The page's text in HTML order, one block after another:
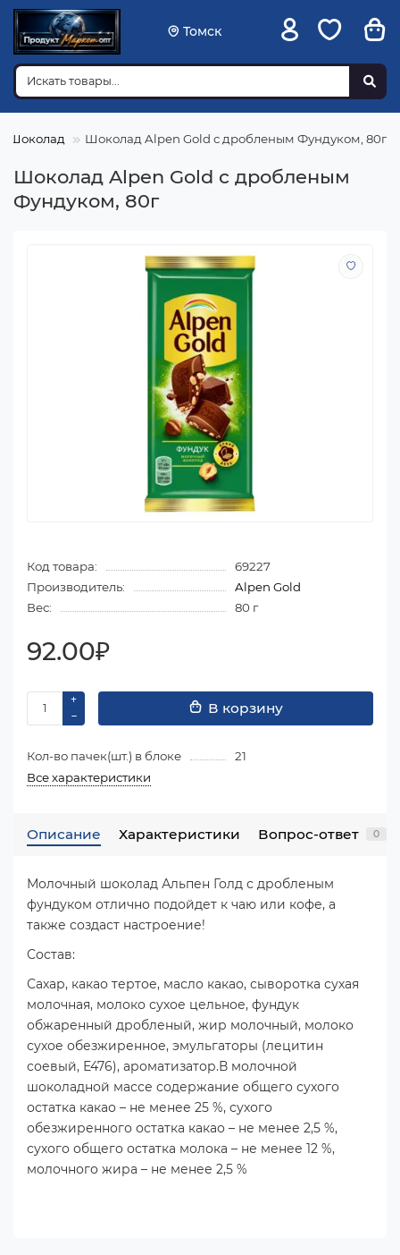
Томск
Шоколад Шоколад Alpen Gold с дробленым Фундуком, 80г
Шоколад Alpen Gold с дробленым
Фундуком, 80г
Код товара:
69227
Производитель:
Alpen Gold
Вес:
80 г
92.00₽
В корзину
Кол-во пачек(шт.) в блоке
21
Все характеристики
Описание Характеристики Вопрос-ответ 0
Молочный шоколад Альпен Голд с дробленым
фундуком отлично подойдет к чаю или кофе, а
также создаст настроение!
Состав:
Сахар, какао тертое, масло какао, сыворотка сухая
молочная, молоко сухое цельное, фундук
обжаренный дробленый, жир молочный, молоко
сухое обезжиренное, эмульгаторы (лецитин
соевый, Е476), ароматизатор.В молочной
шоколадной массе содержание общего сухого
остатка какао – не менее 25 %, сухого
обезжиренного остатка какао – не менее 2,5 %,
сухого общего остатка молока – не менее 12 %,
молочного жира – не менее 2,5 %